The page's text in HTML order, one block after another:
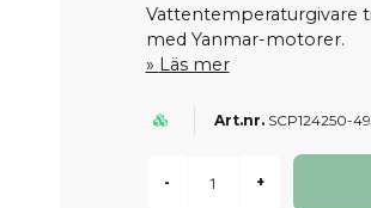
Vattentemperaturgivare
med Yanmar-motorer.
Läs mer
SCP124250-
- +